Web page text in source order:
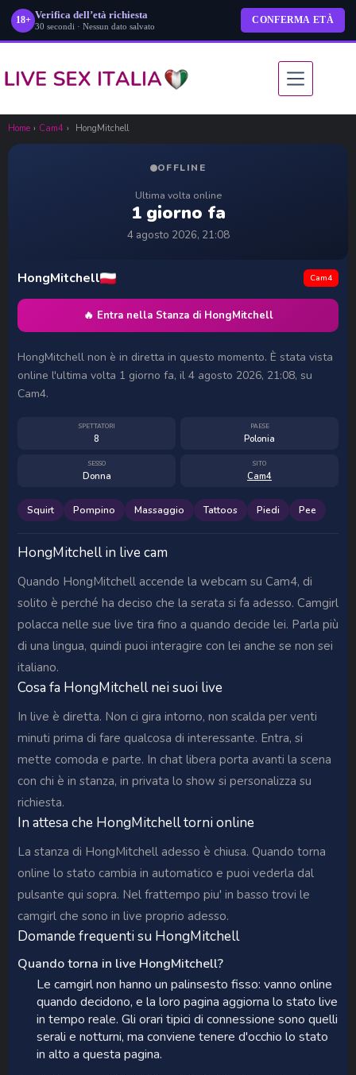
18+ Verifica dell’età richiesta
30 secondi · Nessun dato salvato
CONFERMA ETÀ
contenuto
Home › Cam4 › HongMitchell
OFFLINE
Ultima volta online
1 giorno fa
4 agosto 2026, 21:08
HongMitchell Cam4
🔥 Entra nella Stanza di HongMitchell
HongMitchell non è in diretta in questo momento. È stata vista
online l'ultima volta 1 giorno fa, il 4 agosto 2026, 21:08, su
Cam4.
SPETTATORI
8
PAESE
Polonia
SESSO
Donna
SITO
Cam4
Squirt Pompino Massaggio Tattoos Piedi Pee
HongMitchell in live cam
Quando HongMitchell accende la webcam su Cam4, di
solito è perché ha deciso che la serata si fa adesso. Camgirl
polacca nelle sue live tira fino a quando decide lei. Parla più
di una lingua, quindi puoi interagire con lei anche se non sei
italiano.
Cosa fa HongMitchell nei suoi live
In live è diretta. Non ci gira intorno, non scalda per venti
minuti prima di fare qualcosa di interessante. Entra, si
mette comoda e parte. In chat libera porta avanti la scena
con chi è in stanza, in privata lo show si personalizza su
richiesta.
In attesa che HongMitchell torni online
La stanza di HongMitchell adesso è chiusa. Quando torna
online lo stato cambia in automatico e puoi vederla dal
pulsante qui sopra. Nel frattempo piu' in basso trovi le
camgirl che sono in live proprio adesso.
Domande frequenti su HongMitchell
Quando torna in live HongMitchell?
Le camgirl non hanno un palinsesto fisso: vanno online
quando decidono, e la loro pagina aggiorna lo stato live
in tempo reale. Gli orari tipici di connessione sono quelli
serali e notturni, ma conviene tenere d'occhio lo stato
in alto a questa pagina.